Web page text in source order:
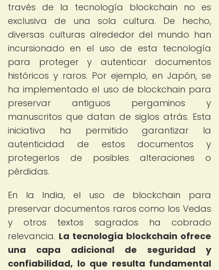
través de la tecnología blockchain no es
exclusiva de una sola cultura. De hecho,
diversas culturas alrededor del mundo han
incursionado en el uso de esta tecnología
para proteger y autenticar documentos
históricos y raros. Por ejemplo, en Japón, se
ha implementado el uso de blockchain para
preservar antiguos pergaminos y
manuscritos que datan de siglos atrás. Esta
iniciativa ha permitido garantizar la
autenticidad de estos documentos y
protegerlos de posibles alteraciones o
pérdidas.
En la India, el uso de blockchain para
preservar documentos raros como los Vedas
y otros textos sagrados ha cobrado
relevancia. La tecnología blockchain ofrece
una capa adicional de seguridad y
confiabilidad, lo que resulta fundamental